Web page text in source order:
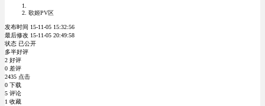
歌姬PV区
发布时间 15-11-05 15:32:56
最后修改 15-11-05 20:49:58
状态 已公开
多半好评
2 好评
0 差评
2435 点击
0 下载
5 评论
1 收藏